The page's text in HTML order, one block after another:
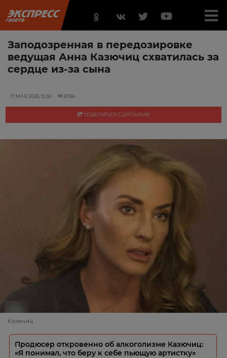
Заподозренная в передозировке
ведущая Анна Казючиц схватилась за
сердце из-за сына
17 МАЯ 2026, 13:30 8786
ПОДЕЛИТЬСЯ С ДРУЗЬЯМИ
Казючиц
Продюсер откровенно об алкоголизме Казючиц:
«Я понимал, что беру к себе пьющую артистку»